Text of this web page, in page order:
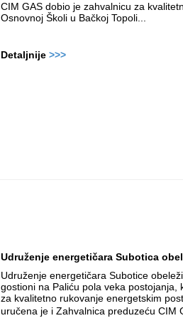
CIM GAS dobio je zahvalnicu za
Osnovnoj Školi u Bačkoj Topoli...
Detaljnije >>>
Udruženje energetičara Subotica
Udruženje energetičara Subotice
gostioni na Paliću pola veka postojanja,
za kvalitetno rukovanje energetskim
uručena je i Zahvalnica preduzeću CIM